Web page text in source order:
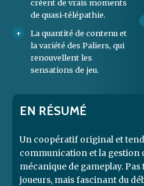
créent de vrais moments
de quasi-télépathie.
La quantité de contenu et
la variété des Paliers, qui
renouvellent les
sensations de jeu.
EN RÉSUMÉ
Un coopératif original et
communication et la gestion
mécanique de gameplay.
joueurs, mais fascinant du